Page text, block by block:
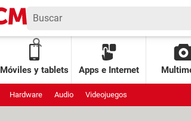
Móviles y tablets Apps e Internet
Hardware Audio Videojuegos